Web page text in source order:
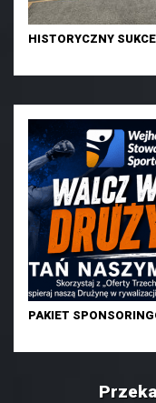
HISTORYCZNY
PAKIET